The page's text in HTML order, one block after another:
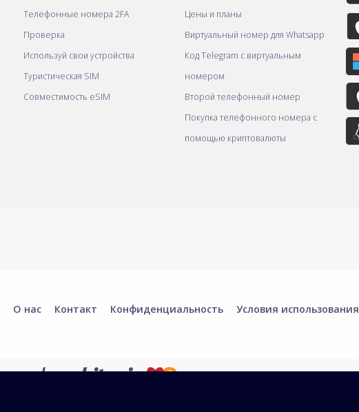
Телефонные номера 2FA
Проверка
Используй свои устройства
Туристическая SIM
Совместимость eSIM
Цены и планы
Виртуальный номер для Whatsapp
Код Telegram с виртуальным
номером
Второй телефонный номер
Покупка телефонного номера с
помощью криптовалюты
О нас Контакт Конфиденциальность Условия использования